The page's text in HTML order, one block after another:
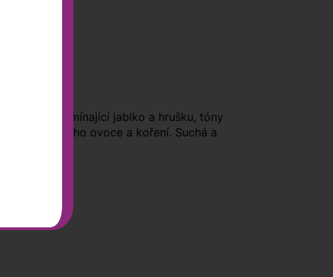
připomínající jablko a hrušku, tóny
peckového ovoce a koření. Suchá a